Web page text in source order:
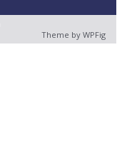
Theme by WPFig